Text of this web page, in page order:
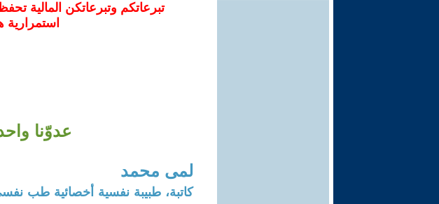
تبرعاتكم وتبرعاتكن المالية
استمرارية
عدوّنا
لمى محمد
كاتبة، طبيبة نفسية أخصائية طب